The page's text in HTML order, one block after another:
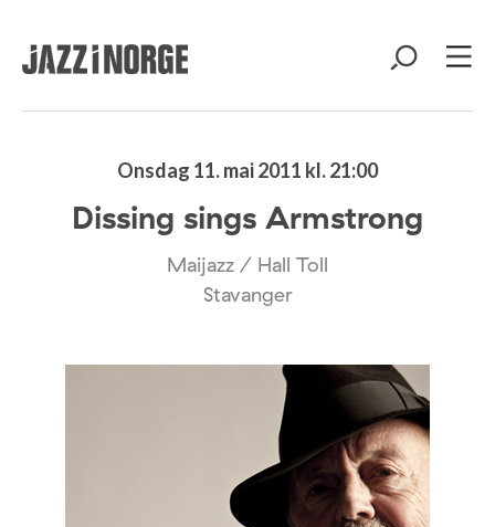
Onsdag 11. mai 2011 kl. 21:00
Dissing sings Armstrong
Maijazz / Hall Toll
Stavanger